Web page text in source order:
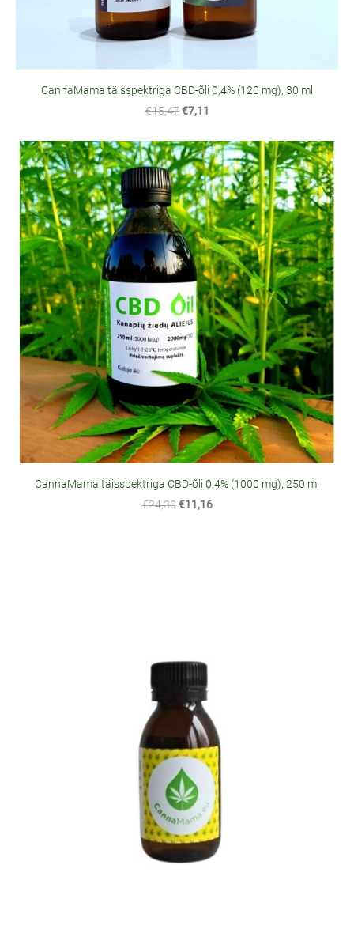
CannaMama täisspektriga CBD-õli 0,4% (120 mg), 30 ml
€15,47 €7,11
CannaMama täisspektriga CBD-õli 0,4% (1000 mg), 250 ml
€24,30 €11,16